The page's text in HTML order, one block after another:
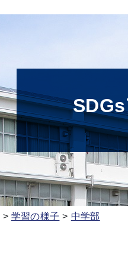
SDGs
学習の様子
中学部